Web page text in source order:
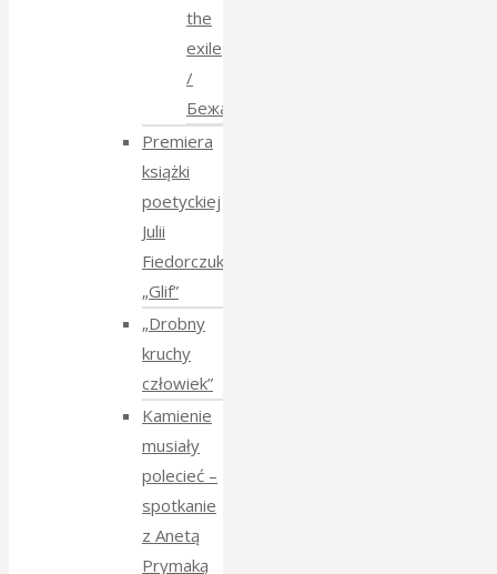
the
exile
/
Бежанства
Premiera
książki
poetyckiej
Julii
Fiedorczuk
„Glif”
„Drobny
kruchy
człowiek”
Kamienie
musiały
polecieć –
spotkanie
z Anetą
Prymaką